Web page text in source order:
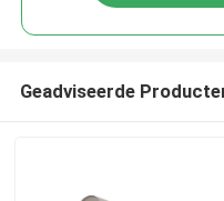
Geadviseerde